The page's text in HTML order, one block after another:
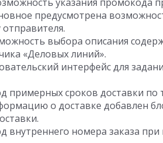
предусмотрена
отправителя.
выбора описания
«Деловых линий».
интерфейс для
примерных сроков доставки по
о доставке добавлен
внутреннего номера заказа при